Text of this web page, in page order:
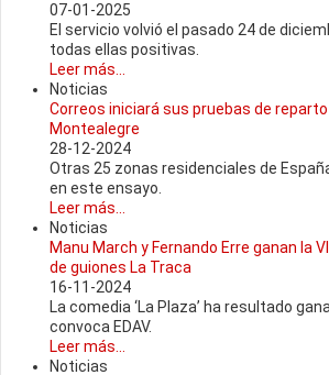
07-01-2025
El servicio volvió el pasado 24 de
todas ellas positivas.
Leer más...
Noticias
Correos iniciará sus pruebas de
Montealegre
28-12-2024
Otras 25 zonas residenciales de
en este ensayo.
Leer más...
Noticias
Manu March y Fernando Erre ganan la
de guiones La Traca
16-11-2024
La comedia ‘La Plaza’ ha resultado
convoca EDAV.
Leer más...
Noticias